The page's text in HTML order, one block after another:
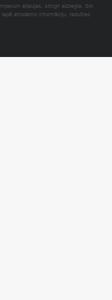
atļaujas, stingri aizliegta. SIA
atrodamo informāciju, radušies